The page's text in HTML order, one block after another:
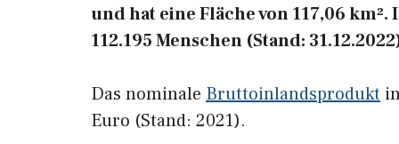
und hat eine Fläche von 117,06
112.195 Menschen (Stand:
Das nominale Bruttoinlandsprodukt
Euro (Stand: 2021).